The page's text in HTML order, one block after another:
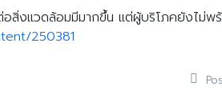
สิ่งแวดล้อมมีมากขึ้น แต่ผู้บริโภคยังไม่พ
250381